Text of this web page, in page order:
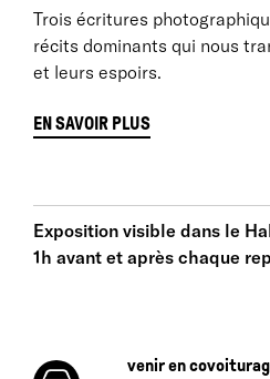
Trois écritures
récits dominants qui nous
et leurs espoirs.
EN SAVOIR PLUS
« Je suis entrée chez
L’intronisation s’est faite par
dans le cadre du projet
j’aurais arrêté de
Exposition visible dans le
1h avant et après chaque
venir en